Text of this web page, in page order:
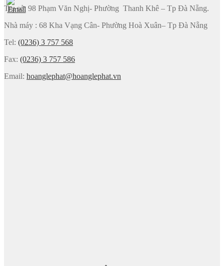
Trụ sở: 98 Phạm Văn Nghị- Phường Thanh Khê – Tp Đà Nẵng.
Nhà máy : 68 Kha Vạng Cân- Phường Hoà Xuân– Tp Đà Nẵng
Tel: (0236) 3 757 568
Fax: (0236) 3 757 586
Email: hoanglephat@hoanglephat.vn